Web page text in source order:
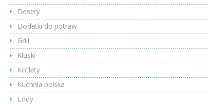
Desery
Dodatki do potraw
Grill
Kluski
Kotlety
Kuchnia polska
Lody